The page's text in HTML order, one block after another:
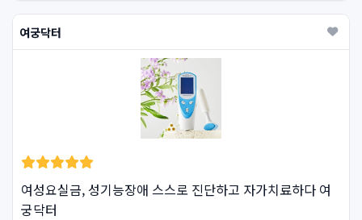
여궁닥터
여성요실금, 성기능장애 스스로 진단하고 자가치료하다 여
궁닥터